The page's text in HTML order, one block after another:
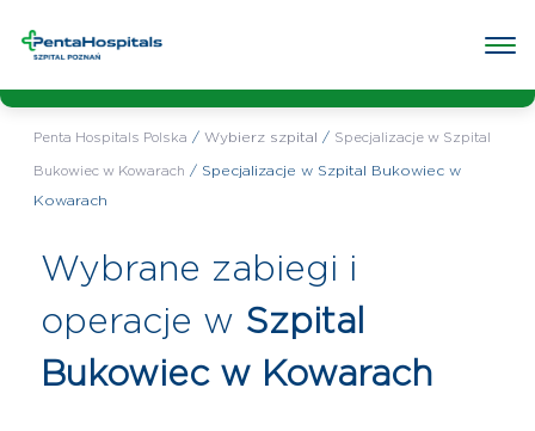
szpital:
Penta Hospitals Polska / Wybierz szpital / Specjalizacje w Szpital
Bukowiec w Kowarach / Specjalizacje w Szpital Bukowiec w
Kowarach
Wybrane zabiegi i
operacje w Szpital
Bukowiec w Kowarach